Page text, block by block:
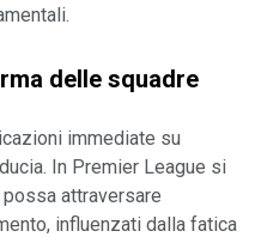
delle squadre
immediate su
In Premier League si
attraversare
influenzati dalla fatica